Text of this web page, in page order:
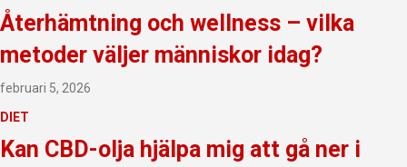
Återhämtning och wellness – vilka
metoder väljer människor idag?
februari 5, 2026
DIET
Kan CBD-olja hjälpa mig att gå ner i